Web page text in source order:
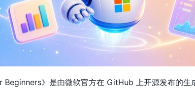
Beginners》是由微软官方在 GitHub 上开源发布的生